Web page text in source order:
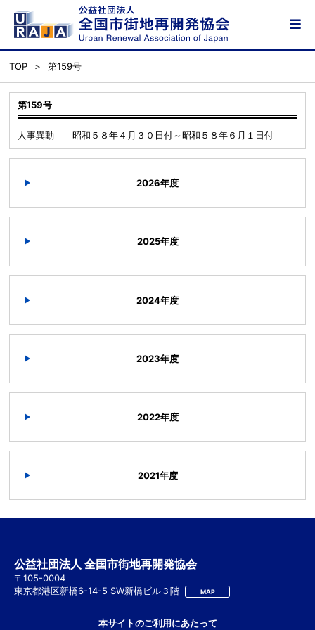
TOP 第159号
第159号
人事異動 昭和５８年４月３０日付～昭和５８年６月１日付
2026年度
2025年度
2024年度
2023年度
2022年度
2021年度
本サイトのご利用にあたって
公益社団法人 全国市街地再開発協会
〒105-0004
東京都港区新橋6-14-5 SW新橋ビル３階
MAP